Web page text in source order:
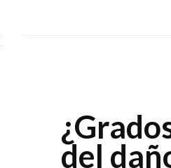
del